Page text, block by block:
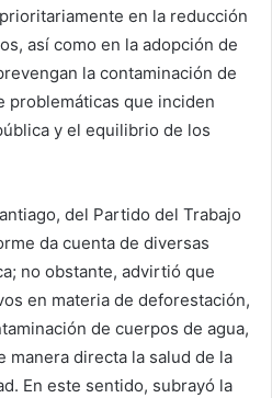
en la reducción
así como en la adopción de
la contaminación de
problemáticas que inciden
y el equilibrio de los
del Partido del Trabajo
da cuenta de diversas
no obstante, advirtió que
en materia de deforestación,
de cuerpos de agua,
manera directa la salud de la
En este sentido, subrayó la